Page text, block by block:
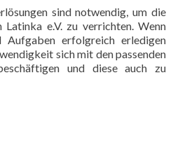
sind notwendig, um die
e.V. zu verrichten. Wenn
erfolgreich erledigen
sich mit den passenden
und diese auch zu